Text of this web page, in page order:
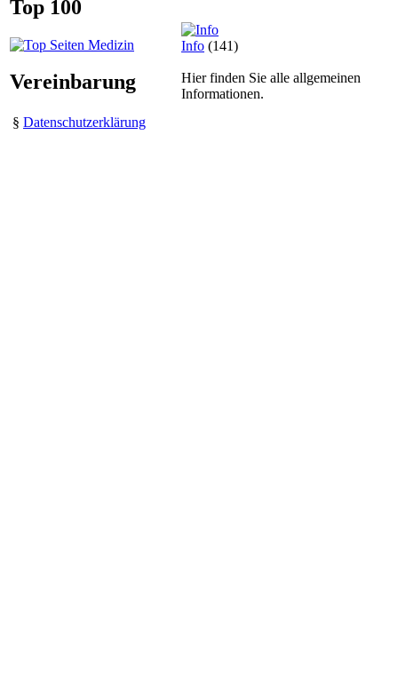
Top 100
Vereinbarung
§ Datenschutzerklärung
Info (141)
Hier finden Sie alle allgemeinen
Informationen.